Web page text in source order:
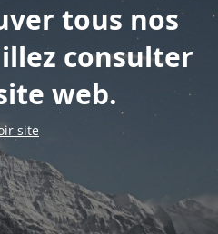
tous nos
consulter
web.
site